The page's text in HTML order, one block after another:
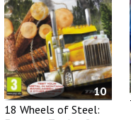
10
18 Wheels of Steel: